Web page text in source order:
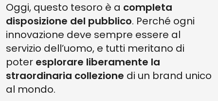
Oggi, questo tesoro è a completa
disposizione del pubblico. Perché ogni
innovazione deve sempre essere al
servizio dell’uomo, e tutti meritano di
poter esplorare liberamente la
straordinaria collezione di un brand unico
al mondo.